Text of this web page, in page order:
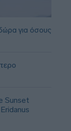
για όσους
Sunset